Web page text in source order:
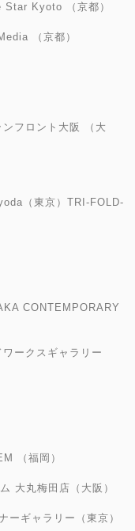
Kyoto （京都）
（京都）
フロント大阪 （大
（東京）TRI-FOLD-
CONTEMPORARY
ークスギャラリー
（福岡）
大丸梅田店（大阪）
ーギャラリー（東京）